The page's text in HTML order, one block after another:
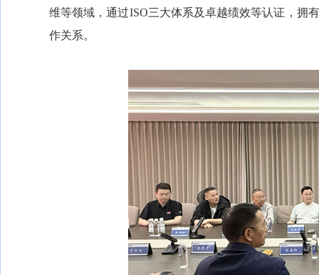
维等领域，通过ISO三大体系及卓越绩效等认证，拥
作关系。